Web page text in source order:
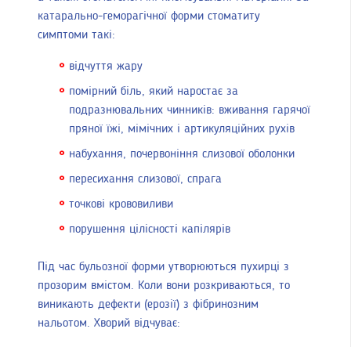
катарально-геморагічної форми стоматиту
симптоми такі:
відчуття жару
помірний біль, який наростає за
подразнювальних чинників: вживання гарячої
пряної їжі, мімічних і артикуляційних рухів
набухання, почервоніння слизової оболонки
пересихання слизової, спрага
точкові крововиливи
порушення цілісності капілярів
Під час бульозної форми утворюються пухирці з
прозорим вмістом. Коли вони розкриваються, то
виникають дефекти (ерозії) з фібринозним
нальотом. Хворий відчуває: